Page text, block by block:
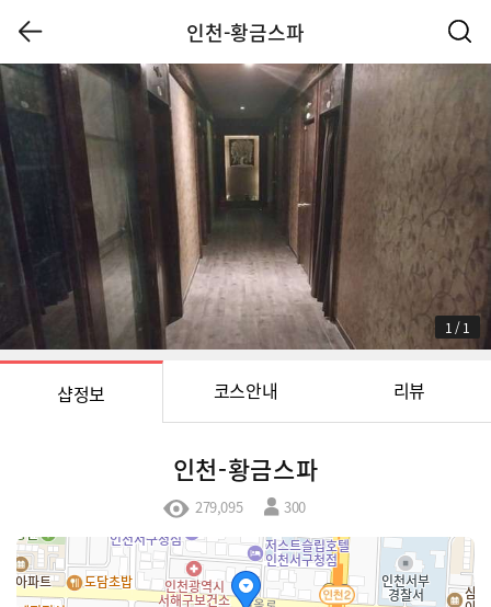
인천-황금스파
1 /1
샵정보 코스안내 리뷰
인천-황금스파
279,095 300